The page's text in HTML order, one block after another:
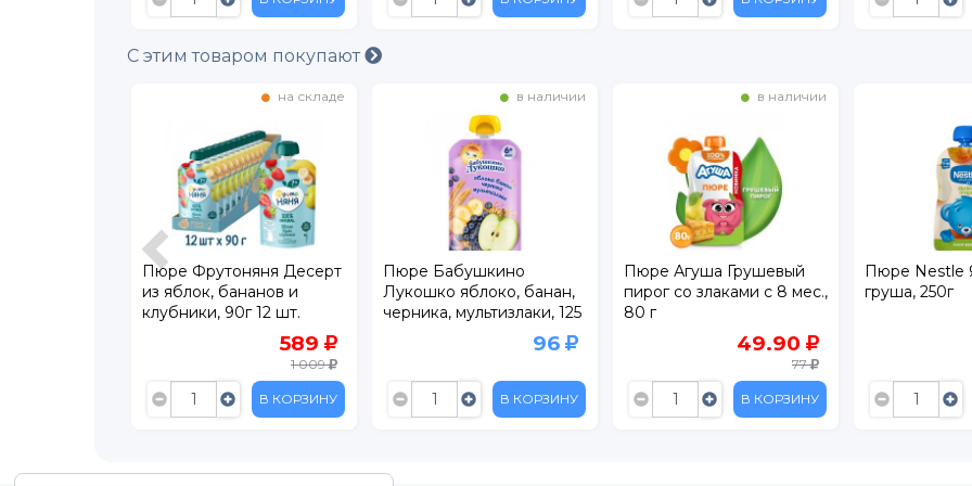
С этим товаром покупают
на складе
Пюре Фрутоняня Десерт
из яблок, бананов и
клубники, 90г 12 шт.
589
1 009
В КОРЗИНУ
в наличии
Пюре Бабушкино
Лукошко яблоко, банан,
черника, мультизлаки, 125
96
В КОРЗИНУ
в наличии
Пюре Агуша Грушевый
пирог со злаками с 8 мес.,
80 г
49.90
77
В КОРЗИНУ
Пюре Nestle
груша, 250г